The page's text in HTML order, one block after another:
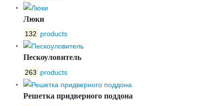
Люки
132 products
Пескоуловитель
263 products
Решетка придверного поддона